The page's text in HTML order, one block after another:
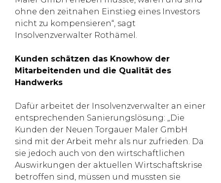
ohne den zeitnahen Einstieg eines Investors
nicht zu kompensieren“, sagt
Insolvenzverwalter Rothämel.
Kunden schätzen das Knowhow der
Mitarbeitenden und die Qualität des
Handwerks
Dafür arbeitet der Insolvenzverwalter an einer
entsprechenden Sanierungslösung: „Die
Kunden der Neuen Torgauer Maler GmbH
sind mit der Arbeit mehr als nur zufrieden. Da
sie jedoch auch von den wirtschaftlichen
Auswirkungen der aktuellen Wirtschaftskrise
betroffen sind, müssen und mussten sie